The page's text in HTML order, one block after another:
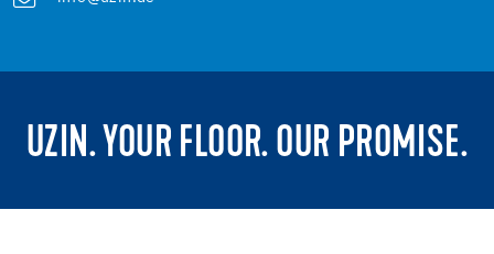
UZIN. YOUR FLOOR. OUR PROMISE.